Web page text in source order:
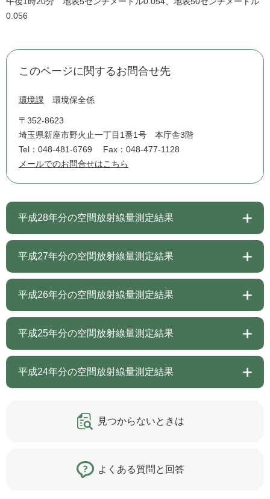
0.056
このページに関するお問合せ先
環境課 環境保全係
〒352-8623
埼玉県新座市野火止一丁目1番1号 本庁舎3階
Tel：048-481-6769
Fax：048-477-1128
メールでのお問合せはこちら
平成28年分の空間放射線量測定結果
平成27年分の空間放射線量測定結果
平成26年分の空間放射線量測定結果
平成25年分の空間放射線量測定結果
平成24年分の空間放射線量測定結果
見つからないときは
よくある質問と回答